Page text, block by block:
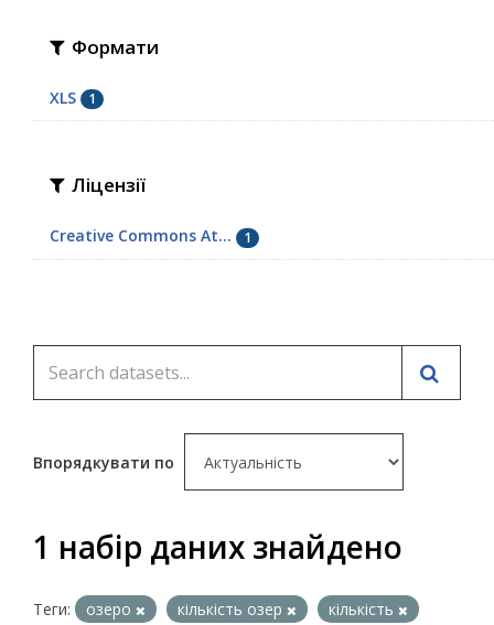
Формати
XLS 1
Ліцензії
Creative Commons At... 1
Впорядкувати по
1 набір даних знайдено
Теги: озеро кількість озер
кількість